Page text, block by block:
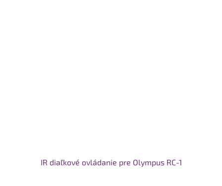
IR diaľkové ovládanie pre Olympus RC-1